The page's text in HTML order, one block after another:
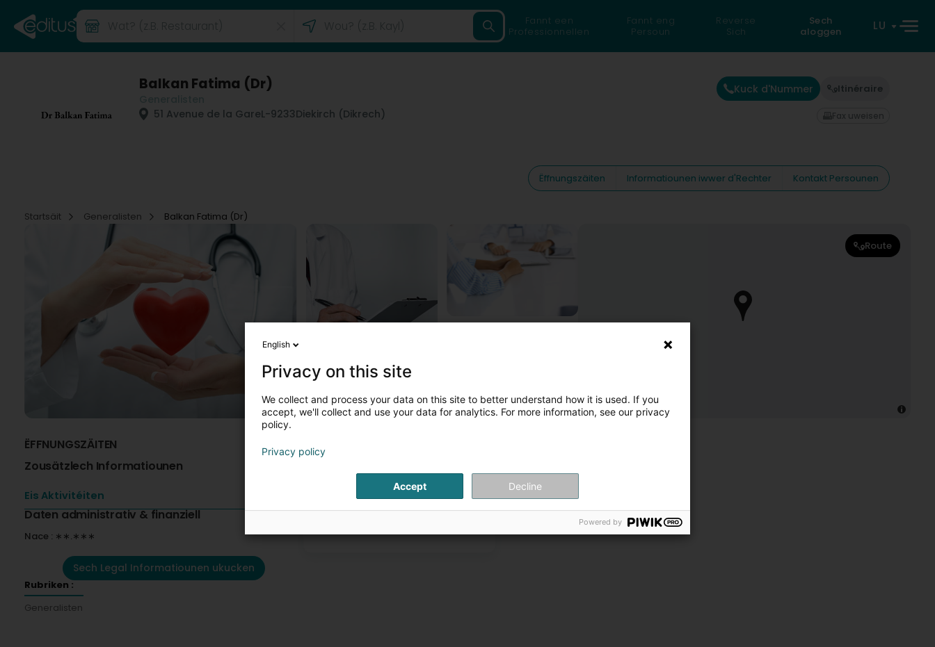
Fannt een
Professionnellen
Fannt eng
Persoun
Reverse
Sich
Sech
aloggen
LU
Balkan Fatima (Dr)
51 Avenue de la GareL-9233Diekirch (Dikrech)
Kuck d'Nummer Itinéraire
Fax uweisen
Ëffnungszäiten Informatiounen iwwer d'Rechter Kontakt Persounen
Startsäit Generalisten Balkan Fatima (Dr)
Route
ËFFNUNGSZÄITEN
Zousätzlech Informatiounen
Eis Aktivitéiten
Daten administrativ & finanziell
Nace : ∗∗.∗∗∗
Sech Legal Informatiounen ukucken
Kontakt Persounen
Mme Fatima Balkan
Généraliste
Rubriken :
Generalisten
English
Privacy on this site
We collect and process your data on this site to better understand how it is used. If you
accept, we'll collect and use your data for analytics. For more information, see our privacy
policy.
Privacy policy
Accept Decline
Powered by